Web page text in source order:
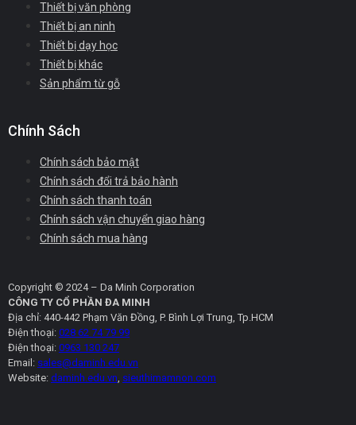
Thiết bị văn phòng
Thiết bị an ninh
Thiết bị dạy học
Thiết bị khác
Sản phẩm từ gỗ
Chính Sách
Chính sách bảo mật
Chính sách đổi trả bảo hành
Chính sách thanh toán
Chính sách vận chuyển giao hàng
Chính sách mua hàng
Copyright © 2024 – Da Minh Corporation
CÔNG TY CỔ PHẦN ĐA MINH
Địa chỉ: 440-442 Phạm Văn Đồng, P. Bình Lợi Trung, Tp.HCM
Điện thoại: 028 62 74 79 99
Điện thoại: 0963 130 247
Email: sales@daminh.edu.vn
Website: daminh.edu.vn, sieuthimamnon.com